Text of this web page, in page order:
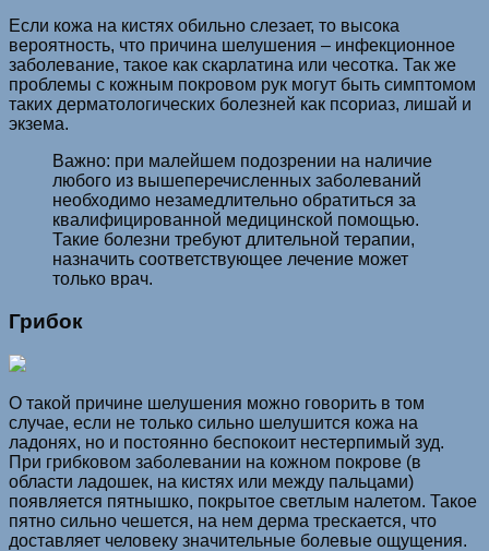
Если кожа на кистях обильно слезает, то высока
вероятность, что причина шелушения – инфекционное
заболевание, такое как скарлатина или чесотка. Так же
проблемы с кожным покровом рук могут быть симптомом
таких дерматологических болезней как псориаз, лишай и
экзема.
Важно: при малейшем подозрении на наличие
любого из вышеперечисленных заболеваний
необходимо незамедлительно обратиться за
квалифицированной медицинской помощью.
Такие болезни требуют длительной терапии,
назначить соответствующее лечение может
только врач.
Грибок
О такой причине шелушения можно говорить в том
случае, если не только сильно шелушится кожа на
ладонях, но и постоянно беспокоит нестерпимый зуд.
При грибковом заболевании на кожном покрове (в
области ладошек, на кистях или между пальцами)
появляется пятнышко, покрытое светлым налетом. Такое
пятно сильно чешется, на нем дерма трескается, что
доставляет человеку значительные болевые ощущения.